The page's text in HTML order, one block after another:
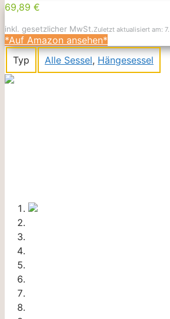
69,89 €
inkl. gesetzlicher MwSt.Zuletzt aktualisiert am:
*Auf Amazon ansehen*
Typ
Alle Sessel, Hängesessel